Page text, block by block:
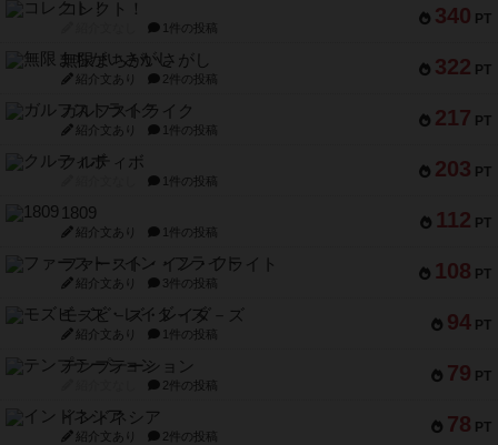
340 PT
コレクト！
1件の投稿
322 PT
無限まちがいさがし
紹介文あり 2件の投稿
217 PT
ガルフストライク
紹介文あり 1件の投稿
203 PT
クルティボ
1件の投稿
112 PT
1809
紹介文あり 1件の投稿
108 PT
ファースト・イン・フライト
紹介文あり 3件の投稿
94 PT
モズビ－ズ・レイダ－ズ
紹介文あり 1件の投稿
79 PT
テンプテーション
2件の投稿
78 PT
インドネシア
紹介文あり 2件の投稿